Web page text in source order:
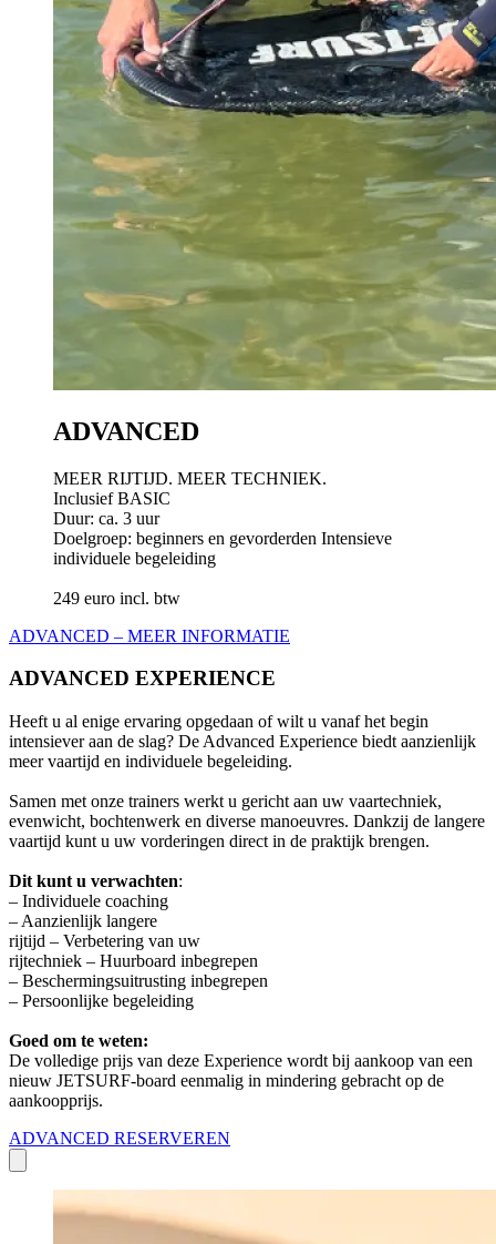
ADVANCED
MEER RIJTIJD. MEER TECHNIEK.
Inclusief BASIC
Duur: ca. 3 uur
Doelgroep: beginners en gevorderden Intensieve
individuele begeleiding
249 euro incl. btw
ADVANCED – MEER INFORMATIE
ADVANCED EXPERIENCE
Heeft u al enige ervaring opgedaan of wilt u vanaf het begin
intensiever aan de slag? De Advanced Experience biedt aanzienlijk
meer vaartijd en individuele begeleiding.
Samen met onze trainers werkt u gericht aan uw vaartechniek,
evenwicht, bochtenwerk en diverse manoeuvres. Dankzij de langere
vaartijd kunt u uw vorderingen direct in de praktijk brengen.
Dit kunt u verwachten:
– Individuele coaching
– Aanzienlijk langere
rijtijd – Verbetering van uw
rijtechniek – Huurboard inbegrepen
– Beschermingsuitrusting inbegrepen
– Persoonlijke begeleiding
Goed om te weten:
De volledige prijs van deze Experience wordt bij aankoop van een
nieuw JETSURF-board eenmalig in mindering gebracht op de
aankoopprijs.
ADVANCED RESERVEREN